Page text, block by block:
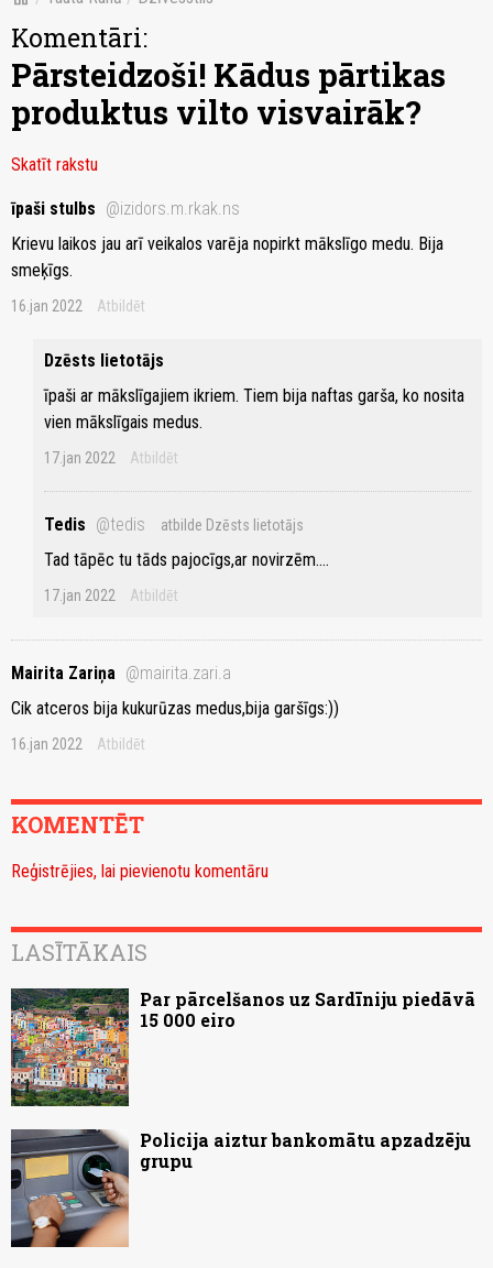
Komentāri:
Pārsteidzoši! Kādus pārtikas
produktus vilto visvairāk?
Skatīt rakstu
īpaši stulbs @izidors.m.rkak.ns
Krievu laikos jau arī veikalos varēja nopirkt mākslīgo medu. Bija
smeķīgs.
16.jan 2022 Atbildēt
Dzēsts lietotājs
īpaši ar mākslīgajiem ikriem. Tiem bija naftas garša, ko nosita
vien mākslīgais medus.
17.jan 2022 Atbildēt
Tedis @tedis atbilde Dzēsts lietotājs
Tad tāpēc tu tāds pajocīgs,ar novirzēm....
17.jan 2022 Atbildēt
Mairita Zariņa @mairita.zari.a
Cik atceros bija kukurūzas medus,bija garšīgs:))
16.jan 2022 Atbildēt
KOMENTĒT
Reģistrējies, lai pievienotu komentāru
LASĪTĀKAIS
Par pārcelšanos uz Sardīniju piedāvā
15 000 eiro
Policija aiztur bankomātu apzadzēju
grupu